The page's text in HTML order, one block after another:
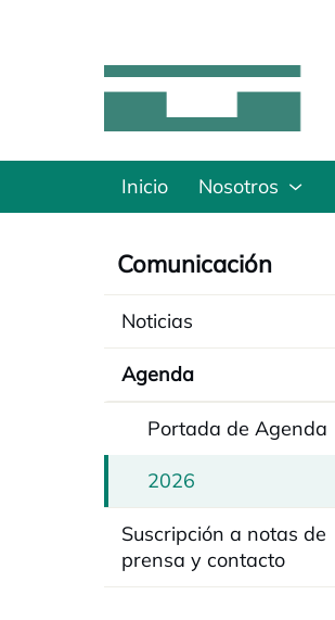
Inicio Nosotros
Comunicación
Noticias
Agenda
Portada de Agenda
2026
Suscripción a notas de
prensa y contacto